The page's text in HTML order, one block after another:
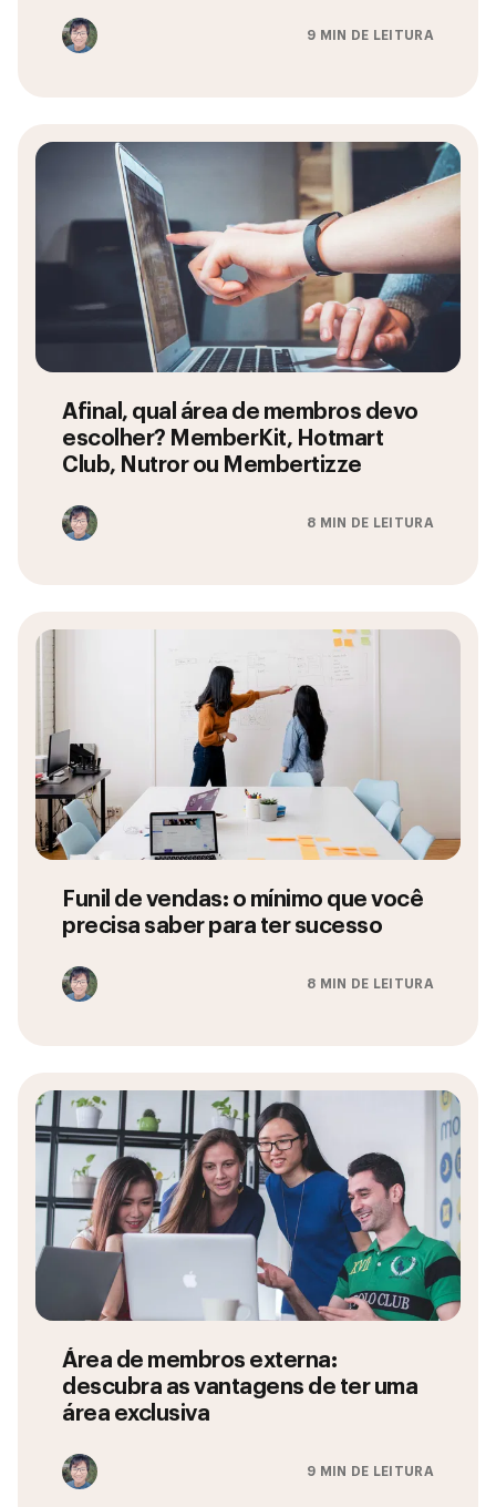
9 MIN DE LEITURA
Afinal, qual área de membros devo
escolher? MemberKit, Hotmart
Club, Nutror ou Membertizze
8 MIN DE LEITURA
Funil de vendas: o mínimo que você
precisa saber para ter sucesso
8 MIN DE LEITURA
Área de membros externa:
descubra as vantagens de ter uma
área exclusiva
9 MIN DE LEITURA